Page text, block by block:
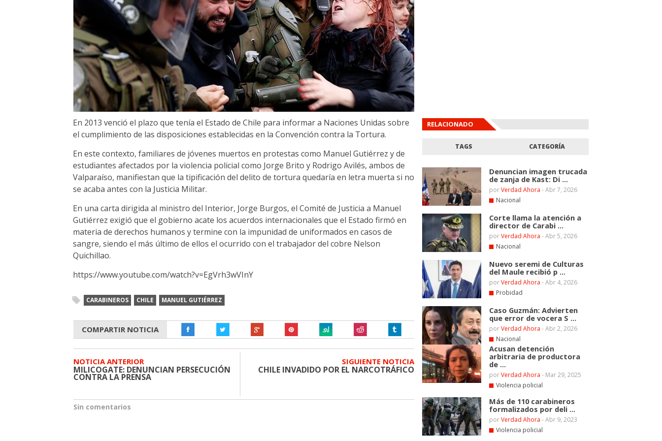
En 2013 venció el plazo que tenía el Estado de Chile para informar a Naciones Unidas sobre
el cumplimiento de las disposiciones establecidas en la Convención contra la Tortura.
En este contexto, familiares de jóvenes muertos en protestas como Manuel Gutiérrez y de
estudiantes afectados por la violencia policial como Jorge Brito y Rodrigo Avilés, ambos de
Valparaíso, manifiestan que la tipificación del delito de tortura quedaría en letra muerta si no
se acaba antes con la Justicia Militar.
En una carta dirigida al ministro del Interior, Jorge Burgos, el Comité de Justicia a Manuel
Gutiérrez exigió que el gobierno acate los acuerdos internacionales que el Estado firmó en
materia de derechos humanos y termine con la impunidad de uniformados en casos de
sangre, siendo el más último de ellos el ocurrido con el trabajador del cobre Nelson
Quichillao.
https://www.youtube.com/watch?v=EgVrh3wVInY
CARABINEROS CHILE MANUEL GUTIÉRREZ
COMPARTIR NOTICIA
NOTICIA ANTERIOR
MILICOGATE: DENUNCIAN PERSECUCIÓN
CONTRA LA PRENSA
SIGUIENTE NOTICIA
CHILE INVADIDO POR EL NARCOTRÁFICO
Sin comentarios
RELACIONADO
TAGS CATEGORÍA
Denuncian imagen trucada
de zanja de Kast: Di ...
porVerdad Ahora -Abr 7, 2026
Nacional
Corte llama la atención a
director de Carabi ...
porVerdad Ahora -Abr 5, 2026
Nacional
Nuevo seremi de Culturas
del Maule recibió p ...
porVerdad Ahora -Abr 4, 2026
Probidad
Caso Guzmán: Advierten
que error de vocera S ...
porVerdad Ahora -Abr 2, 2026
Nacional
Acusan detención
arbitraria de productora
de ...
porVerdad Ahora - Mar 29, 2025
Violencia policial
Más de 110 carabineros
formalizados por deli ...
porVerdad Ahora -Abr 9, 2023
Violencia policial